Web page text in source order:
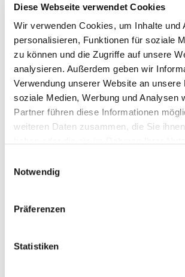
Diese Webseite verwendet Cookies
Wir verwenden Cookies, um Inhalte und
personalisieren, Funktionen für soziale
zu können und die Zugriffe auf unsere
analysieren. Außerdem geben wir
Verwendung unserer Website an unsere
soziale Medien, Werbung und Analysen
Partner führen diese Informationen
weiteren Daten zusammen, die Sie
Notwendig
Präferenzen
Statistiken
Wurzelware
Rose Lavender Dream ® -
Wurzelnackte Rosen sind ab Mitte Oktober 2026 bis Ende April
bereits für Herbst vorbestellen!
A-Qualität, wurzelnackt
Blüte: lavendel-lilarosa
Bis4